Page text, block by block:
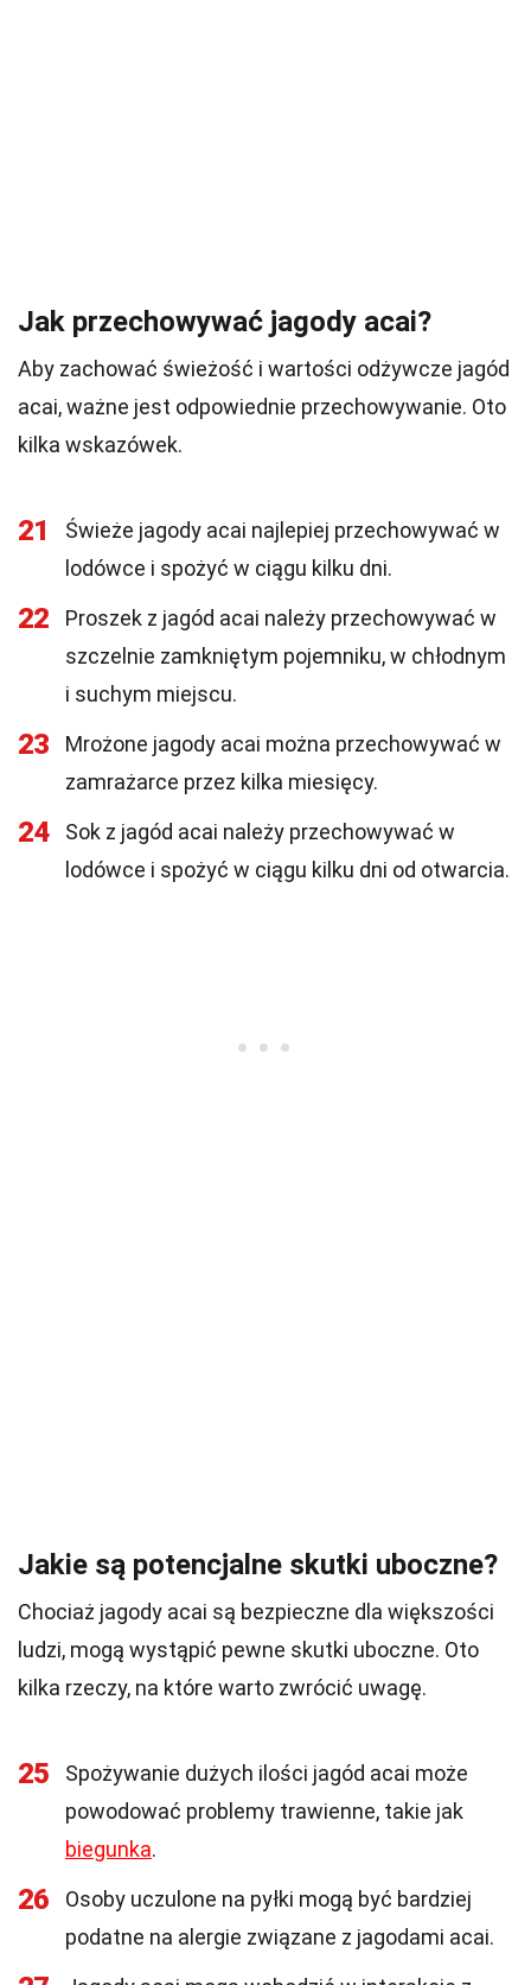
Jak przechowywać jagody acai?
Aby zachować świeżość i wartości odżywcze jagód
acai, ważne jest odpowiednie przechowywanie. Oto
kilka wskazówek.
21
Świeże jagody acai najlepiej przechowywać w
lodówce i spożyć w ciągu kilku dni.
22
Proszek z jagód acai należy przechowywać w
szczelnie zamkniętym pojemniku, w chłodnym
i suchym miejscu.
23
Mrożone jagody acai można przechowywać w
zamrażarce przez kilka miesięcy.
24
Sok z jagód acai należy przechowywać w
lodówce i spożyć w ciągu kilku dni od otwarcia.
Jakie są potencjalne skutki uboczne?
Chociaż jagody acai są bezpieczne dla większości
ludzi, mogą wystąpić pewne skutki uboczne. Oto
kilka rzeczy, na które warto zwrócić uwagę.
25
Spożywanie dużych ilości jagód acai może
powodować problemy trawienne, takie jak
biegunka.
26
Osoby uczulone na pyłki mogą być bardziej
podatne na alergie związane z jagodami acai.